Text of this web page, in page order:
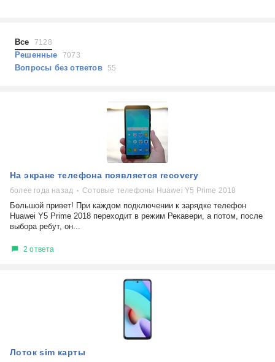
Наушники
Выберите...
не включается
самопроизвольное выключение
самостоятельный ремонт
выдает ошибку
плохо работает
решение проблемы
Все 7128
Решенные 7073
Вопросы без ответов55
На экране телефона появляется recovery
более года назад Сотовые телефоны Huawei Y5 Prime 2018
Большой привет! При каждом подключении к зарядке телефон
Huawei Y5 Prime 2018 переходит в режим Рекавери, а потом, после
выбора ребут, он...
2 ответа
Лоток sim карты